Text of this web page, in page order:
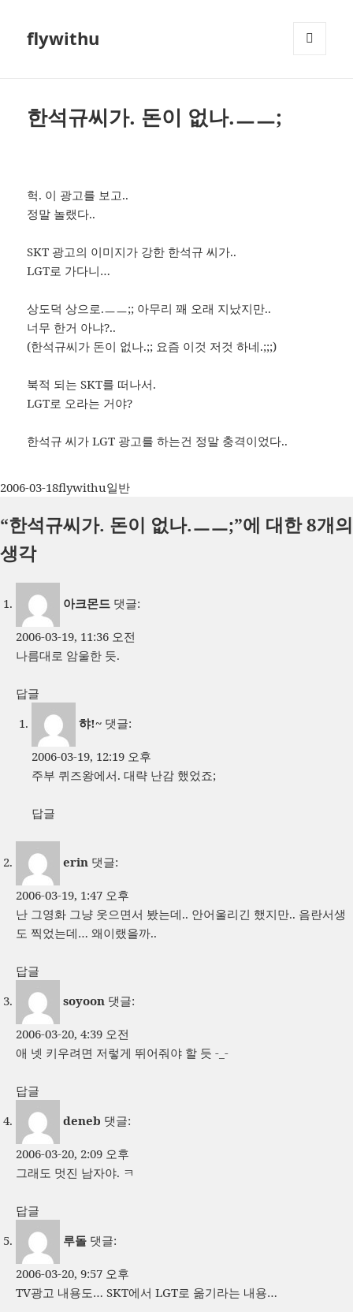
flywithu
한석규씨가. 돈이 없나.ㅡㅡ;
헉. 이 광고를 보고..
정말 놀랬다..
SKT 광고의 이미지가 강한 한석규 씨가..
LGT로 가다니…
상도덕 상으로.ㅡㅡ;; 아무리 꽤 오래 지났지만..
너무 한거 아냐?..
(한석규씨가 돈이 없나.;; 요즘 이것 저것 하네.;;;)
북적 되는 SKT를 떠나서.
LGT로 오라는 거야?
한석규 씨가 LGT 광고를 하는건 정말 충격이었다..
작
일
자
2006-03-18글
이
flywithu카
고
일반
“한석규씨가. 돈이 없나.ㅡㅡ;”에 대한 8개의
생각
아크몬드 댓글:
2006-03-19, 11:36 오전
나름대로 암울한 듯.
답글
햐!~ 댓글:
2006-03-19, 12:19 오후
주부 퀴즈왕에서. 대략 난감 했었죠;
답글
erin 댓글:
2006-03-19, 1:47 오후
난 그영화 그냥 웃으면서 봤는데.. 안어울리긴 했지만.. 음란서생
도 찍었는데… 왜이랬을까..
답글
soyoon 댓글:
2006-03-20, 4:39 오전
애 넷 키우려면 저렇게 뛰어줘야 할 듯 -_-
답글
deneb 댓글:
2006-03-20, 2:09 오후
그래도 멋진 남자야. ㅋ
답글
루돌 댓글:
2006-03-20, 9:57 오후
TV광고 내용도… SKT에서 LGT로 옮기라는 내용…